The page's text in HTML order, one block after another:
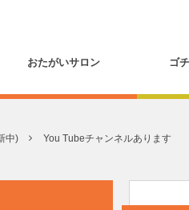
おたがいサロン ゴ
中) You Tubeチャンネルあります